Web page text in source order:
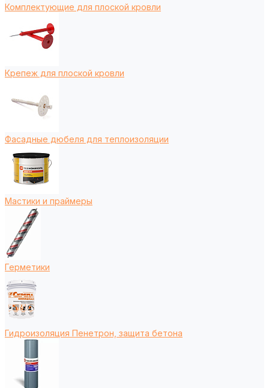
Комплектующие для плоской кровли
Крепеж для плоской кровли
Фасадные дюбеля для теплоизоляции
Мастики и праймеры
Герметики
Гидроизоляция Пенетрон, защита бетона